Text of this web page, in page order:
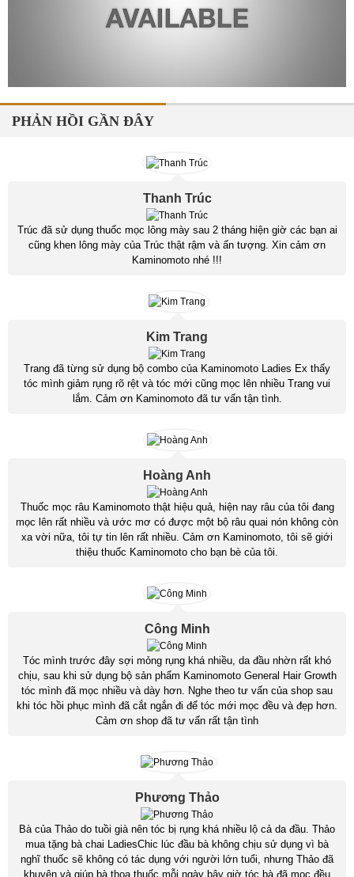
PHẢN HỒI GẦN ĐÂY
Thanh Trúc
Trúc đã sử dụng thuốc mọc lông mày sau 2 tháng hiện giờ các bạn ai
cũng khen lông mày của Trúc thật rậm và ấn tượng. Xin cảm ơn
Kaminomoto nhé !!!
Kim Trang
Trang đã từng sử dụng bộ combo của Kaminomoto Ladies Ex thấy
tóc mình giảm rụng rõ rệt và tóc mới cũng mọc lên nhiều Trang vui
lắm. Cảm ơn Kaminomoto đã tư vấn tận tình.
Hoàng Anh
Thuốc mọc râu Kaminomoto thật hiệu quả, hiện nay râu của tôi đang
mọc lên rất nhiều và ước mơ có được một bộ râu quai nón không còn
xa vời nữa, tôi tự tin lên rất nhiều. Cảm ơn Kaminomoto, tôi sẽ giới
thiệu thuốc Kaminomoto cho bạn bè của tôi.
Công Minh
Tóc mình trước đây sợi mỏng rụng khá nhiều, da đầu nhờn rất khó
chịu, sau khi sử dụng bộ sản phẩm Kaminomoto General Hair Growth
tóc mình đã mọc nhiều và dày hơn. Nghe theo tư vấn của shop sau
khi tóc hồi phục mình đã cắt ngắn đi để tóc mới mọc đều và đẹp hơn.
Cảm ơn shop đã tư vấn rất tận tình
Phương Thảo
Bà của Thảo do tuồi già nên tóc bị rụng khá nhiều lộ cả da đầu. Thảo
mua tặng bà chai LadiesChic lúc đầu bà không chịu sử dụng vì bà
nghĩ thuốc sẽ không có tác dụng với người lớn tuổi, nhưng Thảo đã
khuyên và giúp bà thoa thuốc mỗi ngày bây giờ tóc bà đã mọc đều